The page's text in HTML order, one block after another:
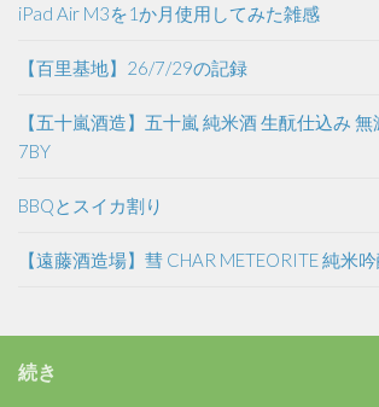
iPad Air M3を1か月使用してみた雑感
【百里基地】26/7/29の記録
【五十嵐酒造】五十嵐 純米酒 生酛仕込み
7BY
BBQとスイカ割り
【遠藤酒造場】彗 CHAR METEORITE 純米
続き